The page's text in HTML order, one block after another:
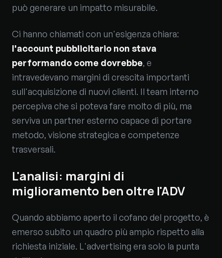
può generare un impatto misurabile.
Ci hanno chiamati con un'esigenza chiara:
l'account pubblicitario non stava
performando come dovrebbe, e
intravedevano margini di crescita importanti
sull'acquisizione di nuovi clienti. Il team interno
percepiva che si poteva fare molto di più, ma
serviva un partner esterno capace di portare
metodo, visione strategica e competenze
trasversali.
L'analisi: margini di
miglioramento ben oltre l'ADV
Quando abbiamo aperto il cofano del progetto, è
emerso subito un quadro più ampio rispetto alla
richiesta iniziale. L'advertising era solo la punta